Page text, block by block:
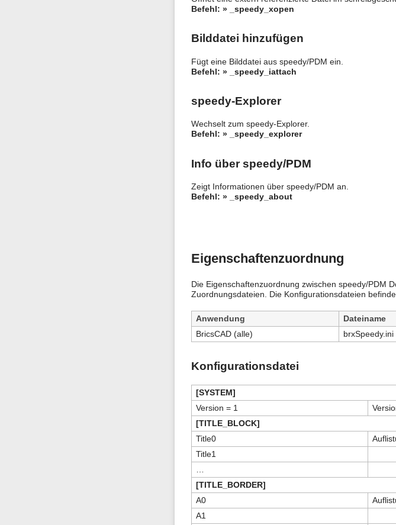
Befehl: » _speedy_xopen
Bilddatei hinzufügen
Fügt eine Bilddatei aus speedy/PDM ein.
Befehl: » _speedy_iattach
speedy-Explorer
Wechselt zum speedy-Explorer.
Befehl: » _speedy_explorer
Info über speedy/PDM
Zeigt Informationen über speedy/PDM an.
Befehl: » _speedy_about
Eigenschaftenzuordnung
Die Eigenschaftenzuordnung zwischen speedy/PDM
Zuordnungsdateien. Die Konfigurationsdateien
Anwendung
Dateiname
BricsCAD (alle)
brxSpeedy.ini
Konfigurationsdatei
[SYSTEM]
Version = 1
[TITLE_BLOCK]
Title0
Title1
[TITLE_BORDER]
A0
A1